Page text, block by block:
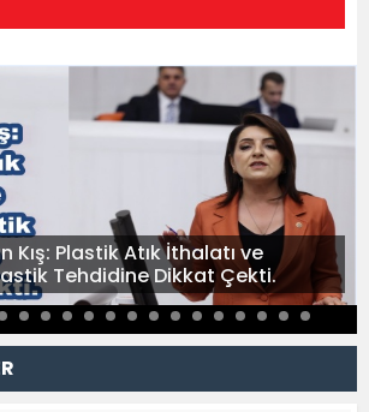
Kış: Plastik Atık İthalatı ve
Tehdidine Dikkat Çekti.